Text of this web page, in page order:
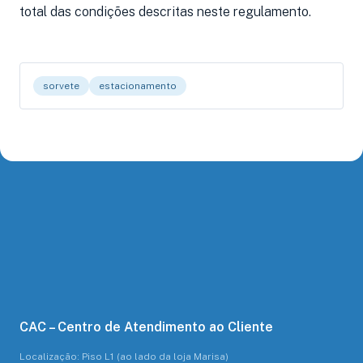
total das condições descritas neste regulamento.
sorvete estacionamento
CAC – Centro de Atendimento ao Cliente
Localização: Piso L1 (ao lado da loja Marisa)